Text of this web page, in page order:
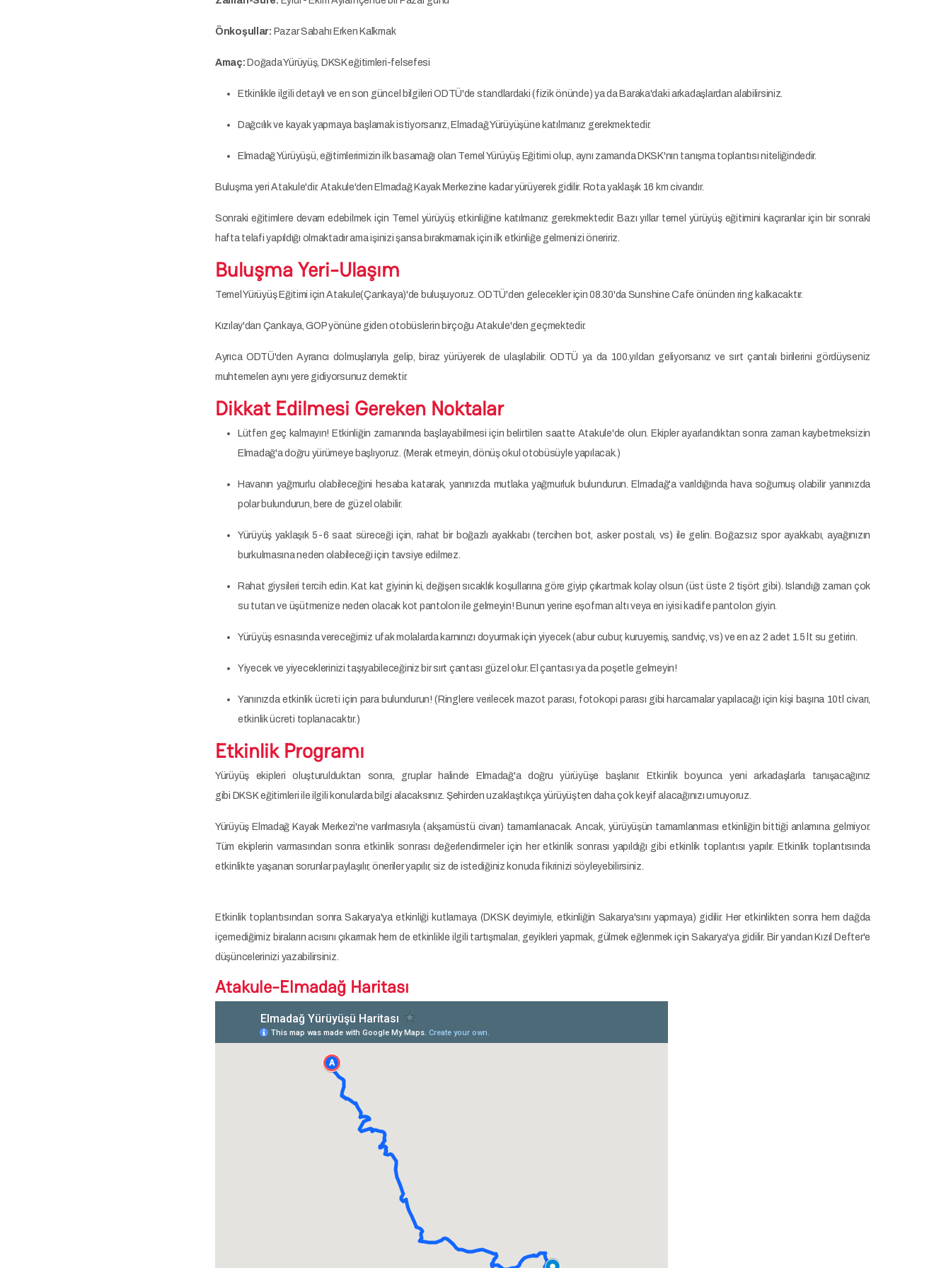
Önkoşullar: Pazar Sabahı Erken Kalkmak
Amaç: Doğada Yürüyüş, DKSK eğitimleri-felsefesi
Etkinlikle ilgili detaylı ve en son güncel bilgileri ODTÜ'de standlardaki (fizik önünde) ya da Baraka'daki arkadaşlardan alabilirsiniz.
Dağcılık ve kayak yapmaya başlamak istiyorsanız, Elmadağ Yürüyüşüne katılmanız gerekmektedir.
Elmadağ Yürüyüşü, eğitimlerimizin ilk basamağı olan Temel Yürüyüş Eğitimi olup, aynı zamanda DKSK'nın tanışma toplantısı niteliğindedir.
Buluşma yeri Atakule'dir. Atakule'den Elmadağ Kayak Merkezine kadar yürüyerek gidilir. Rota yaklaşık 16 km civarıdır.
Sonraki eğitimlere devam edebilmek için Temel yürüyüş etkinliğine katılmanız gerekmektedir. Bazı yıllar temel yürüyüş eğitimini kaçıranlar için bir sonraki
hafta telafi yapıldığı olmaktadır ama işinizi şansa bırakmamak için ilk etkinliğe gelmenizi öneririz.
Buluşma Yeri-Ulaşım
Temel Yürüyüş Eğitimi için Atakule(Çankaya)'de buluşuyoruz. ODTÜ'den gelecekler için 08.30'da Sunshine Cafe önünden ring kalkacaktır.
Kızılay'dan Çankaya, GOP yönüne giden otobüslerin birçoğu Atakule'den geçmektedir.
Ayrıca ODTÜ'den Ayrancı dolmuşlarıyla gelip, biraz yürüyerek de ulaşılabilir. ODTÜ ya da 100.yıldan geliyorsanız ve sırt çantalı birilerini gördüyseniz
muhtemelen aynı yere gidiyorsunuz demektir.
Dikkat Edilmesi Gereken Noktalar
Lütfen geç kalmayın! Etkinliğin zamanında başlayabilmesi için belirtilen saatte Atakule'de olun. Ekipler ayarlandıktan sonra zaman kaybetmeksizin
Elmadağ'a doğru yürümeye başlıyoruz. (Merak etmeyin, dönüş okul otobüsüyle yapılacak.)
Havanın yağmurlu olabileceğini hesaba katarak, yanınızda mutlaka yağmurluk bulundurun. Elmadağ'a varıldığında hava soğumuş olabilir yanınızda
polar bulundurun, bere de güzel olabilir.
Yürüyüş yaklaşık 5-6 saat süreceği için, rahat bir boğazlı ayakkabı (tercihen bot, asker postalı, vs) ile gelin. Boğazsız spor ayakkabı, ayağınızın
burkulmasına neden olabileceği için tavsiye edilmez.
Rahat giysileri tercih edin. Kat kat giyinin ki, değişen sıcaklık koşullarına göre giyip çıkartmak kolay olsun (üst üste 2 tişört gibi). Islandığı zaman çok
su tutan ve üşütmenize neden olacak kot pantolon ile gelmeyin! Bunun yerine eşofman altı veya en iyisi kadife pantolon giyin.
Yürüyüş esnasında vereceğimiz ufak molalarda karnınızı doyurmak için yiyecek (abur cubur, kuruyemiş, sandviç, vs) ve en az 2 adet 1.5 lt su getirin.
Yiyecek ve yiyeceklerinizi taşıyabileceğiniz bir sırt çantası güzel olur. El çantası ya da poşetle gelmeyin!
Yanınızda etkinlik ücreti için para bulundurun! (Ringlere verilecek mazot parası, fotokopi parası gibi harcamalar yapılacağı için kişi başına 10tl civarı,
etkinlik ücreti toplanacaktır.)
Etkinlik Programı
Yürüyüş ekipleri oluşturulduktan sonra, gruplar halinde Elmadağ'a doğru yürüyüşe başlanır. Etkinlik boyunca yeni arkadaşlarla tanışacağınız
gibi DKSK eğitimleri ile ilgili konularda bilgi alacaksınız. Şehirden uzaklaştıkça yürüyüşten daha çok keyif alacağınızı umuyoruz.
Yürüyüş Elmadağ Kayak Merkezi'ne varılmasıyla (akşamüstü civarı) tamamlanacak. Ancak, yürüyüşün tamamlanması etkinliğin bittiği anlamına gelmiyor.
Tüm ekiplerin varmasından sonra etkinlik sonrası değerlendirmeler için her etkinlik sonrası yapıldığı gibi etkinlik toplantısı yapılır. Etkinlik toplantısında
etkinlikte yaşanan sorunlar paylaşılır, öneriler yapılır, siz de istediğiniz konuda fikrinizi söyleyebilirsiniz.
Etkinlik toplantısından sonra Sakarya'ya etkinliği kutlamaya (DKSK deyimiyle, etkinliğin Sakarya'sını yapmaya) gidilir. Her etkinlikten sonra hem dağda
içemediğimiz biraların acısını çıkarmak hem de etkinlikle ilgili tartışmaları, geyikleri yapmak, gülmek eğlenmek için Sakarya'ya gidilir. Bir yandan Kızıl Defter'e
düşüncelerinizi yazabilirsiniz.
Atakule-Elmadağ Haritası